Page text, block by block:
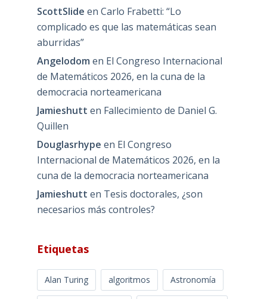
ScottSlide en Carlo Frabetti: “Lo
complicado es que las matemáticas sean
aburridas”
Angelodom en El Congreso Internacional
de Matemáticos 2026, en la cuna de la
democracia norteamericana
Jamieshutt en Fallecimiento de Daniel G.
Quillen
Douglasrhype en El Congreso
Internacional de Matemáticos 2026, en la
cuna de la democracia norteamericana
Jamieshutt en Tesis doctorales, ¿son
necesarios más controles?
Etiquetas
Alan Turing algoritmos Astronomía